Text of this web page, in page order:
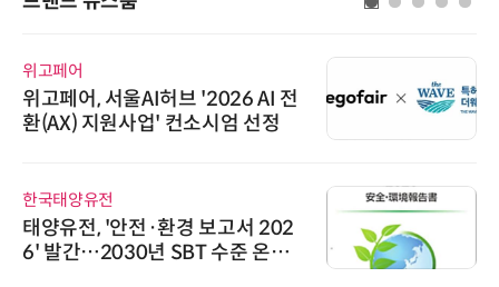
위고페어
위고페어, 서울AI허브 '2026 AI 전
환(AX) 지원사업' 컨소시엄 선정
한국태양유전
태양유전, '안전·환경 보고서 202
6' 발간…2030년 SBT 수준 온실